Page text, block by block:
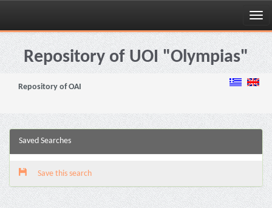
Skip
navigationRepository of UOI "Olympias"
Repository of OAI
Saved Searches
Save this search